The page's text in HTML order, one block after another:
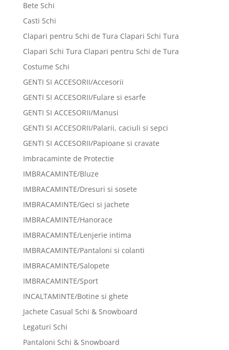
Bete Schi
Casti Schi
Clapari pentru Schi de Tura Clapari Schi Tura
Clapari Schi Tura Clapari pentru Schi de Tura
Costume Schi
GENTI SI ACCESORII/Accesorii
GENTI SI ACCESORII/Fulare si esarfe
GENTI SI ACCESORII/Manusi
GENTI SI ACCESORII/Palarii, caciuli si sepci
GENTI SI ACCESORII/Papioane si cravate
Imbracaminte de Protectie
IMBRACAMINTE/Bluze
IMBRACAMINTE/Dresuri si sosete
IMBRACAMINTE/Geci si jachete
IMBRACAMINTE/Hanorace
IMBRACAMINTE/Lenjerie intima
IMBRACAMINTE/Pantaloni si colanti
IMBRACAMINTE/Salopete
IMBRACAMINTE/Sport
INCALTAMINTE/Botine si ghete
Jachete Casual Schi & Snowboard
Legaturi Schi
Pantaloni Schi & Snowboard